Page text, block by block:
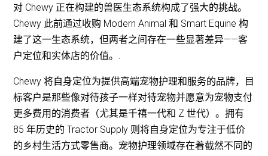
对 Chewy 正在构建的兽医生态系统构成了强大的挑战。
Chewy 此前通过收购 Modern Animal 和 Smart Equine 构
建了这一生态系统，但两者之间存在一些显著差异——客
户定位和实体店的价值。.
Chewy 将自身定位为提供高端宠物护理和服务的品牌，目
标客户是那些像对待孩子一样对待宠物并愿意为宠物支付
更多费用的消费者（尤其是千禧一代和 Z 世代）。拥有
85 年历史的 Tractor Supply 则将自身定位为专注于低价
的乡村生活方式零售商。宠物护理领域存在着截然不同的